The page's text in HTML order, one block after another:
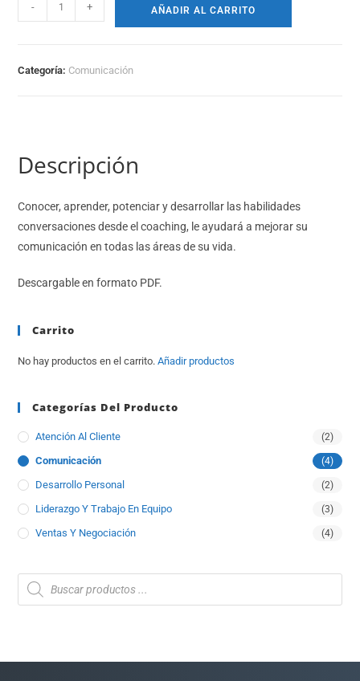
- + AÑADIR AL CARRITO
Categoría: Comunicación
Descripción
Conocer, aprender, potenciar y desarrollar las habilidades
conversaciones desde el coaching, le ayudará a mejorar su
comunicación en todas las áreas de su vida.
Descargable en formato PDF.
Carrito
No hay productos en el carrito.Añadir productos
Categorías Del Producto
Atención Al Cliente (2)
Comunicación (4)
Desarrollo Personal (2)
Liderazgo Y Trabajo En Equipo (3)
Ventas Y Negociación (4)